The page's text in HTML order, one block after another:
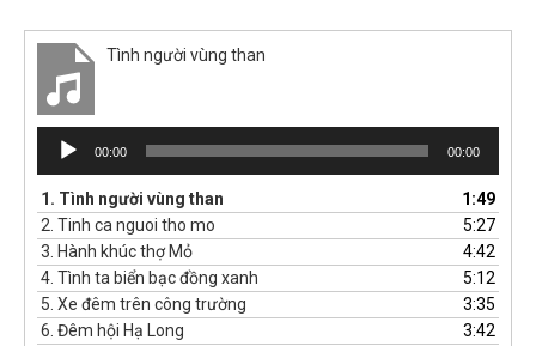
Tình người vùng than
Trình
phát
âm
thanh
00:00 00:00
1. Tình người vùng than
1:49
2. Tinh ca nguoi tho mo
5:27
3. Hành khúc thợ Mỏ
4:42
4. Tình ta biển bạc đồng xanh
5:12
5. Xe đêm trên công trường
3:35
6. Đêm hội Hạ Long
3:42